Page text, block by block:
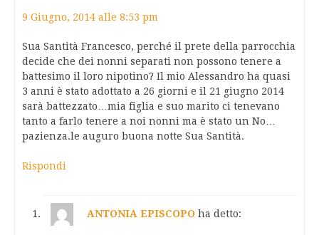
9 Giugno, 2014 alle 8:53 pm
Sua Santità Francesco, perché il prete della parrocchia
decide che dei nonni separati non possono tenere a
battesimo il loro nipotino? Il mio Alessandro ha quasi
3 anni è stato adottato a 26 giorni e il 21 giugno 2014
sarà battezzato…mia figlia e suo marito ci tenevano
tanto a farlo tenere a noi nonni ma è stato un No…
pazienza.le auguro buona notte Sua Santità.
Rispondi
ANTONIA EPISCOPO ha detto: